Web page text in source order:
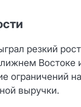
резкий
ограничений
выручки.